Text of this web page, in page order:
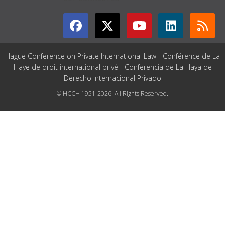
Hague Conference on Private International Law - Conférence de La
Haye de droit international privé - Conferencia de La Haya de
Derecho Internacional Privado
© HCCH 1951-2026. All Rights Reserved.